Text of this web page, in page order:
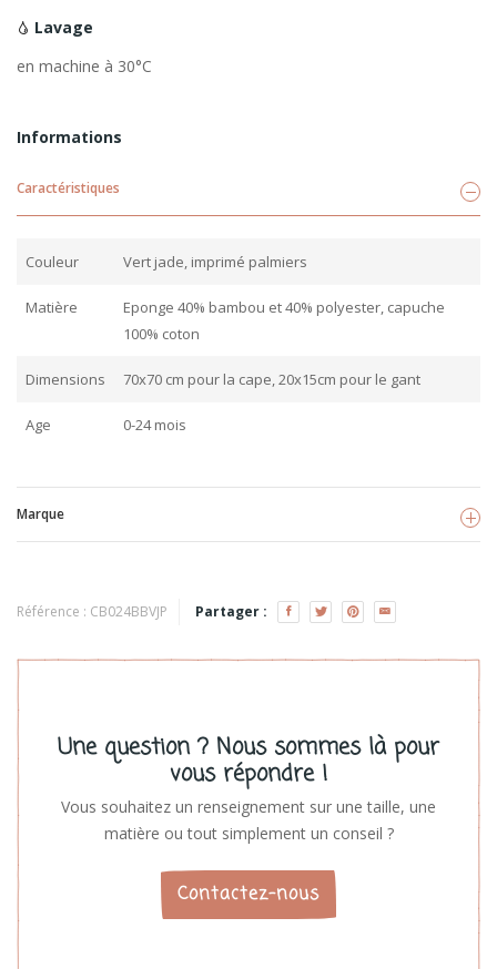
Lavage
en machine à 30°C
Informations
Caractéristiques
Couleur Vert jade, imprimé palmiers
Matière
Eponge 40% bambou et 40% polyester, capuche
100% coton
Dimensions 70x70 cm pour la cape, 20x15cm pour le gant
Age 0-24 mois
Marque
Voir les produits
Référence : CB024BBVJP Partager :
Une question ? Nous sommes là pour
vous répondre !
Vous souhaitez un renseignement sur une taille, une
matière ou tout simplement un conseil ?
Contactez-nous